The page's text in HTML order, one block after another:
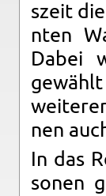
szeit
nten
Dabei
nen
In das
so­nen